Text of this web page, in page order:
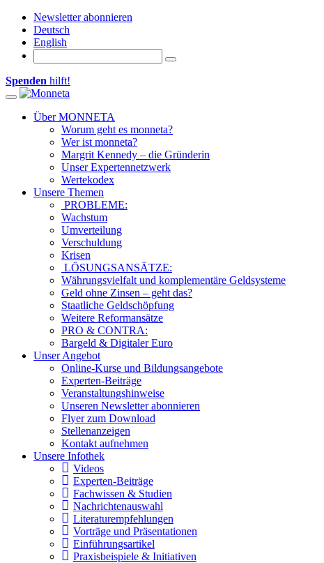
Newsletter abonnieren
Deutsch
English
Spenden hilft!
Toggle navigation
Über MONNETA
Worum geht es monneta?
Wer ist monneta?
Margrit Kennedy – die Gründerin
Unser Expertennetzwerk
Wertekodex
Unsere Themen
PROBLEME:
Wachstum
Umverteilung
Verschuldung
Krisen
LÖSUNGSANSÄTZE:
Währungsvielfalt und komplementäre Geldsysteme
Geld ohne Zinsen – geht das?
Staatliche Geldschöpfung
Weitere Reformansätze
PRO & CONTRA:
Bargeld & Digitaler Euro
Unser Angebot
Online-Kurse und Bildungsangebote
Experten-Beiträge
Veranstaltungshinweise
Unseren Newsletter abonnieren
Flyer zum Download
Stellenanzeigen
Kontakt aufnehmen
Unsere Infothek
Videos
Experten-Beiträge
Fachwissen & Studien
Nachrichtenauswahl
Literaturempfehlungen
Vorträge und Präsentationen
Einführungsartikel
Praxisbeispiele & Initiativen